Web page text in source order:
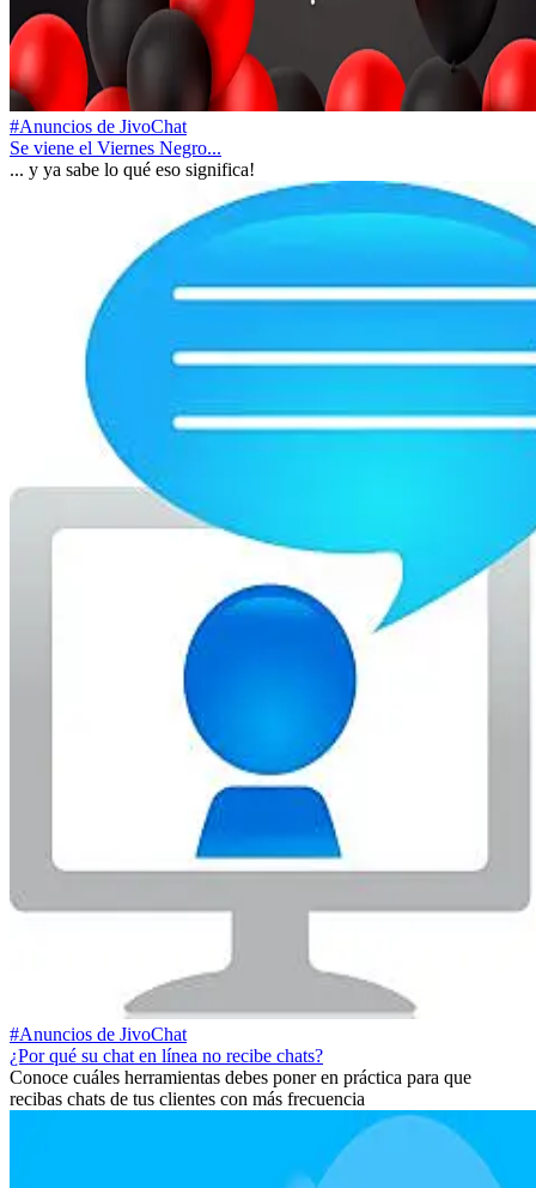
#Anuncios de JivoChat
Se viene el Viernes Negro...
... y ya sabe lo qué eso significa!
#Anuncios de JivoChat
¿Por qué su chat en línea no recibe chats?
Conoce cuáles herramientas debes poner en práctica para que
recibas chats de tus clientes con más frecuencia